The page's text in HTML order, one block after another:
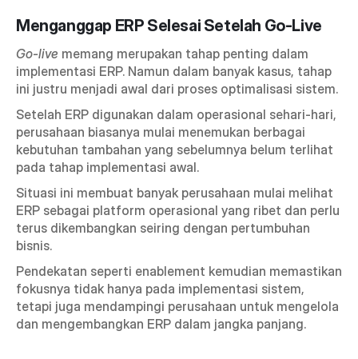
Menganggap ERP Selesai Setelah Go-Live
Go-live memang merupakan tahap penting dalam
implementasi ERP. Namun dalam banyak kasus, tahap
ini justru menjadi awal dari proses optimalisasi sistem.
Setelah ERP digunakan dalam operasional sehari-hari,
perusahaan biasanya mulai menemukan berbagai
kebutuhan tambahan yang sebelumnya belum terlihat
pada tahap implementasi awal.
Situasi ini membuat banyak perusahaan mulai melihat
ERP sebagai platform operasional yang ribet dan perlu
terus dikembangkan seiring dengan pertumbuhan
bisnis.
Pendekatan seperti enablement kemudian memastikan
fokusnya tidak hanya pada implementasi sistem,
tetapi juga mendampingi perusahaan untuk mengelola
dan mengembangkan ERP dalam jangka panjang.